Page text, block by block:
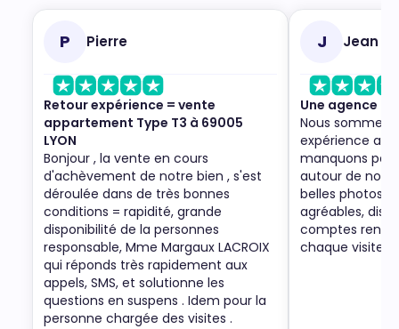
P Pierre
Retour expérience = vente
appartement Type T3 à 69005
LYON
Bonjour , la vente en cours
d'achèvement de notre bien , s'est
déroulée dans de très bonnes
conditions = rapidité, grande
disponibilité de la personnes
responsable, Mme Margaux LACROIX
qui réponds très rapidement aux
appels, SMS, et solutionne les
questions en suspens . Idem pour la
personne chargée des visites .
J Jean
Une agence
Nous sommes
expérience
manquons pas
autour de
belles photos
agréables,
comptes
chaque visite.